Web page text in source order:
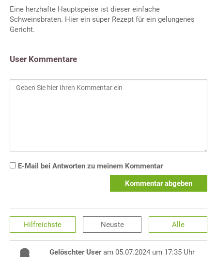
Eine herzhafte Hauptspeise ist dieser einfache
Schweinsbraten. Hier ein super Rezept für ein gelungenes
Gericht.
User Kommentare
E-Mail bei Antworten zu meinem Kommentar
Kommentar abgeben
Hilfreichste Neuste Alle
Gelöschter User am 05.07.2024 um 17:35 Uhr